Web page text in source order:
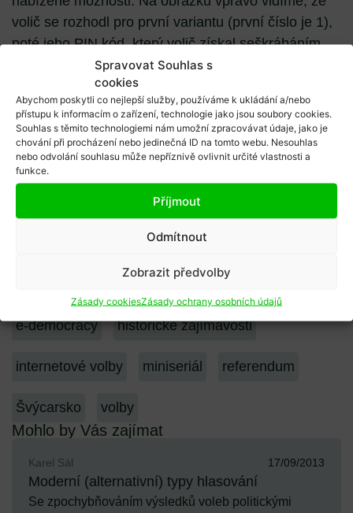
Spravovat Souhlas s
cookies
Abychom poskytli co nejlepší služby, používáme k ukládání a/nebo
přístupu k informacím o zařízení, technologie jako jsou soubory cookies.
Souhlas s těmito technologiemi nám umožní zpracovávat údaje, jako je
chování při procházení nebo jedinečná ID na tomto webu. Nesouhlas
nebo odvolání souhlasu může nepříznivě ovlivnit určité vlastnosti a
funkce.
Příjmout
Odmítnout
Zobrazit předvolby
Zásady cookiesZásady ochrany osobních údajů
volič se rozhodl pro první variantu (první číslo je 1),
poté jeho PIN kód, který volič získal seškrábáním
speciální krycí fólie a jeho datum narození (volič se
narodil 15. 2. 1970). Poté stačilo zprávu pouze
odeslat.
Z dnešního pohledu poněkud zdlouhavé a
uživatelsky nepříjemné. Také se často stávalo, že
volič sms vyplnil ve špatném formátu a místo
odpovědi mu přišla chybová hláška. Po roce kanton
voličů byl zanedbatelný. Tak neslavně skončil pokus
o sms hlasování ve Švýcarsku.
Rubriky článku:
e-democracy historické zajímavosti
internetové volby miniseriál referendum
Švýcarsko volby
Mohlo by Vás zajímat
Karel Sál 17/09/2013
Moderní (alternativní) typy hlasování
Se zpochybňováním výsledků voleb politickými